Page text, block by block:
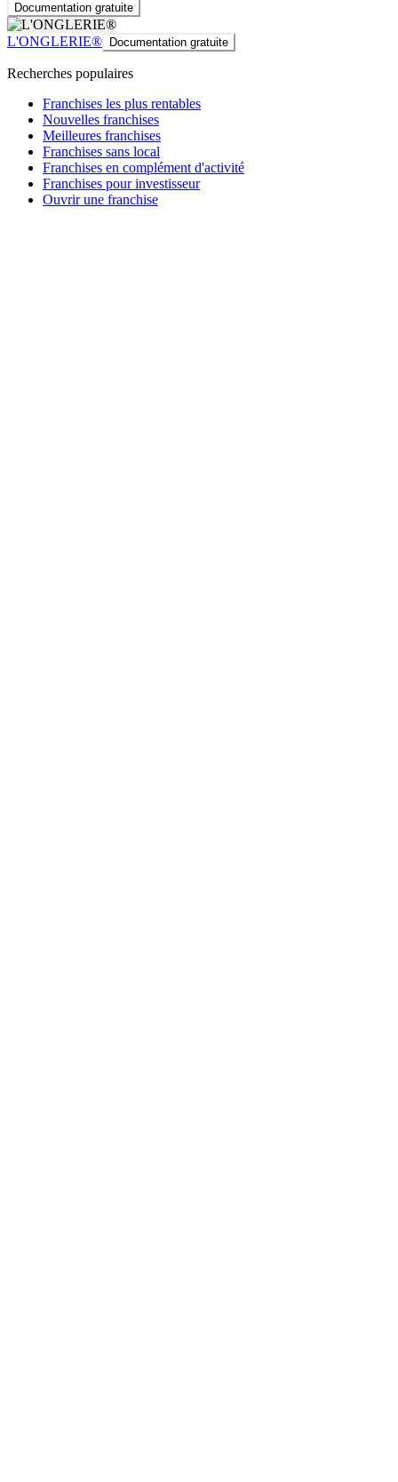
Documentation gratuite
L'ONGLERIE® Documentation gratuite
Recherches populaires
Franchises les plus rentables
Nouvelles franchises
Meilleures franchises
Franchises sans local
Franchises en complément d'activité
Franchises pour investisseur
Ouvrir une franchise